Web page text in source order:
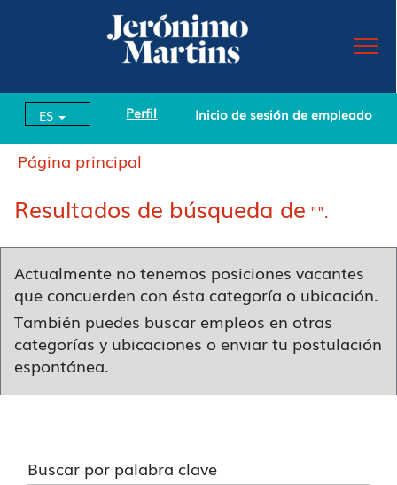
ES Perfil Inicio de sesión de empleado
Página principal
Resultados de búsqueda de "".
Actualmente no tenemos posiciones vacantes
que concuerden con ésta categoría o ubicación.
También puedes buscar empleos en otras
categorías y ubicaciones o enviar tu postulación
espontánea.
Buscar por palabra clave